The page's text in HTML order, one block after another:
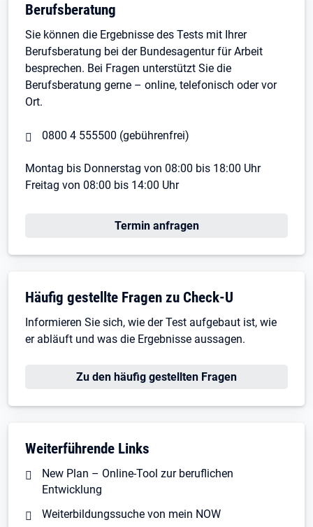
Berufsberatung
Sie können die Ergebnisse des Tests mit Ihrer
Berufsberatung bei der Bundesagentur für Arbeit
besprechen. Bei Fragen unterstützt Sie die
Berufsberatung gerne – online, telefonisch oder vor
Ort.
0800 4 555500 (gebührenfrei)
Montag bis Donnerstag von 08:00 bis 18:00 Uhr
Freitag von 08:00 bis 14:00 Uhr
Termin anfragen
Häufig gestellte Fragen zu Check-U
Informieren Sie sich, wie der Test aufgebaut ist, wie
er abläuft und was die Ergebnisse aussagen.
Zu den häufig gestellten Fragen
Weiterführende Links
New Plan – Online-Tool zur beruflichen
Entwicklung
Weiterbildungssuche von mein NOW